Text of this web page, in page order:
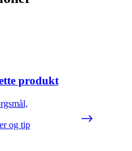
produkt
og tip